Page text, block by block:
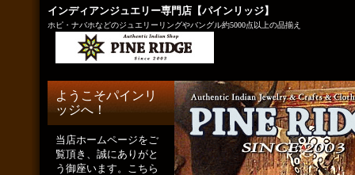
インディアンジュエリー専門店【パインリッジ】
ホピ・ナバホなどのジュエリーリングやバングル約5000点以上の品揃え
ようこそパインリ
ッジへ！
当店ホームページをご
覧頂き、誠にありがと
う御座います。こちら